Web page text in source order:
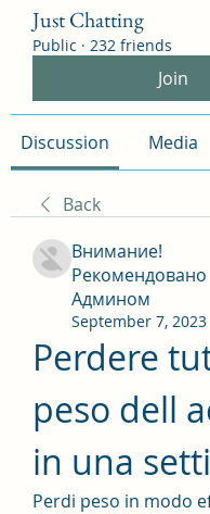
Just Chatting
Public · 232 friends
Join
Discussion Media
Back
Внимание!
Рекомендовано
Админом
September 7, 2023
Perdere
peso dell
in una
Perdi peso in modo